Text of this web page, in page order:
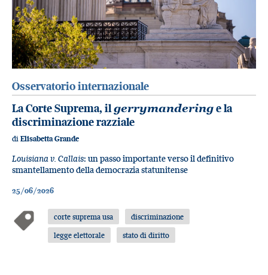
Osservatorio internazionale
La Corte Suprema, ilgerrymanderinge la
discriminazione razziale
di Elisabetta Grande
Louisiana v. Callais: un passo importante verso il definitivo
smantellamento della democrazia statunitense
25/06/2026
corte suprema usa
discriminazione
legge elettorale
stato di diritto